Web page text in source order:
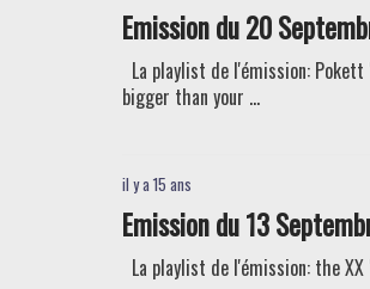
Emission du 20
La playlist de l'émission:
bigger than your ...
il y a 15 ans
Emission du 13
La playlist de l'émission: the